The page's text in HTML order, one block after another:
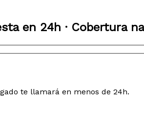
en 24h · Cobertura
te llamará en menos de 24h.